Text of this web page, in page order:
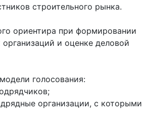
строительного рынка.
ориентира при формировании
и оценке деловой
голосования:
организации, с которыми